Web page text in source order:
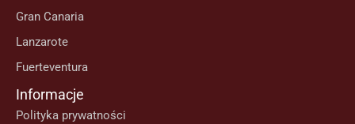
Gran Canaria
Lanzarote
Fuerteventura
Informacje
Polityka prywatności